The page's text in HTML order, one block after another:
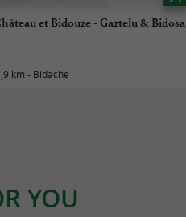
et Bidouze - Gaztelu & Bidosa
km - Bidache
YOU